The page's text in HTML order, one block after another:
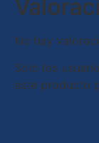
No hay
Solo los
este producto